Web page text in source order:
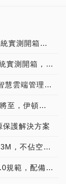
APC Back-UPS BN650M1-TW不斷電系統實測開箱，擺在桌面也合適的電力守護者！
CyberPower CP1000PFCLCD不斷電系統實測開箱，夏季天氣不穩定不想電器跳電剉咧等就要用UPS！
施耐德電機宣布推出支援SmartConnect智慧雲端管理的APC Smart-UPS，有效管理UPS再升級
有電力品質才有生活品質！夏季用電高峰將至，伊頓飛瑞系列UPS讓您工作娛樂不斷電！
護解決方案
施耐德電機為中小型企業推出Easy UPS 3M，不佔空間、安裝簡易 能源效率高達99％
威剛XPG宣布電源供應器升級符合ATX 3.0規範，配備 12+4 的電源接口設計 為新世代顯卡而強大